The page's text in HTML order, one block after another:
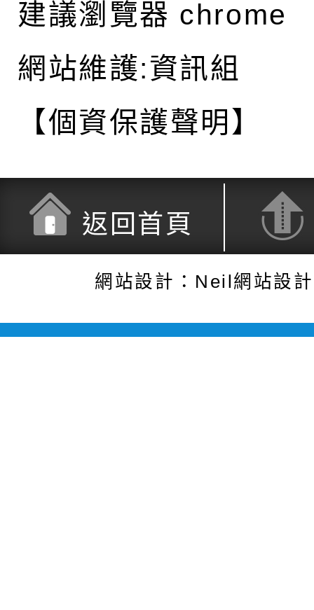
建議瀏覽器 chrome
網站維護:資訊組
【個資保護聲明】
返回首頁
網站設計：Neil網站設